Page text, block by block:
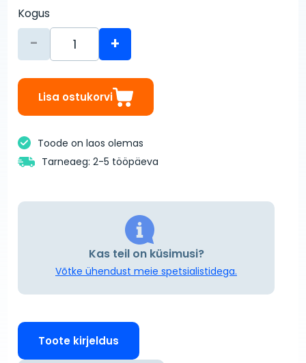
Kogus
- +
Lisa ostukorvi
Toode on laos olemas
Tarneaeg: 2-5 tööpäeva
Kas teil on küsimusi?
Võtke ühendust meie spetsialistidega.
Toote kirjeldus